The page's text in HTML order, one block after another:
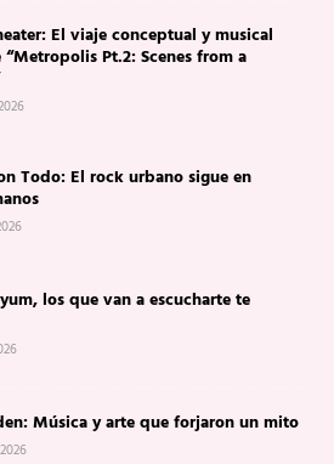
El viaje conceptual y musical
Pt.2: Scenes from a
Todo: El rock urbano sigue en
los que van a escucharte te
Música y arte que forjaron un mito